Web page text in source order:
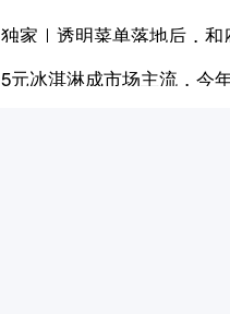
横州花价冲破50元一斤
独家｜透明菜单落地后，和
学林公布未来10年计划
5元冰淇淋成市场主流，今